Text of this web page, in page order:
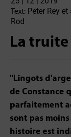
Text: Peter Rey et
Rod
La truite
"Lingots
de Constance
parfaitement
sont pas
histoire est